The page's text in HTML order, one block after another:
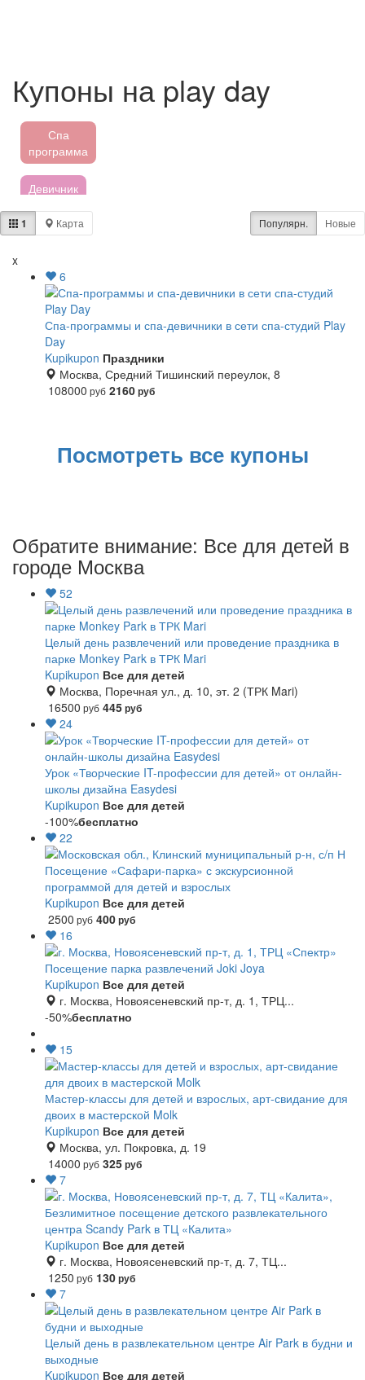
Купоны на play day
Спа
программа
Девичник
Аквапарки
Магнит
Перекресток
Лента
1 Карта Популярн. Новые
x
6
Спа-программы и спа-девичники в сети спа-студий Play
Day
Kupikupon Праздники
Москва, Средний Тишинский переулок, 8
108000 руб 2160руб
Посмотреть все купоны
Обратите внимание: Все для детей в
городе Москва
52
Целый день развлечений или проведение праздника в
парке Monkey Park в ТРК Mari
Kupikupon Все для детей
Москва, Поречная ул., д. 10, эт. 2 (ТРК Mari)
16500 руб 445руб
24
Урок «Творческие IT-профессии для детей» от онлайн-
школы дизайна Easydesi
Kupikupon Все для детей
-100%бесплатно
22
Посещение «Сафари-парка» с экскурсионной
программой для детей и взрослых
Kupikupon Все для детей
2500 руб 400руб
16
Посещение парка развлечений Joki Joya
Kupikupon Все для детей
г. Москва, Новоясеневский пр-т, д. 1, ТРЦ...
-50%бесплатно
15
Мастер-классы для детей и взрослых, арт-свидание для
двоих в мастерской Molk
Kupikupon Все для детей
Москва, ул. Покровка, д. 19
14000 руб 325руб
7
Безлимитное посещение детского развлекательного
центра Scandy Park в ТЦ «Калита»
Kupikupon Все для детей
г. Москва, Новоясеневский пр-т, д. 7, ТЦ...
1250 руб 130руб
7
Целый день в развлекательном центре Air Park в будни и
выходные
Kupikupon Все для детей